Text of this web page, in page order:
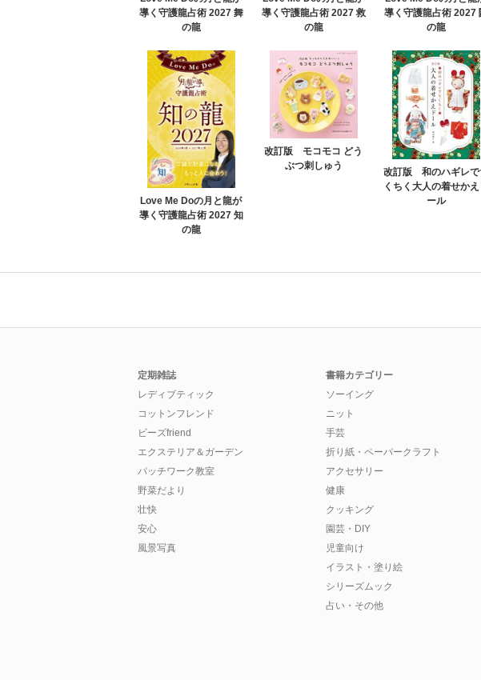
導く守護龍占術 2027 舞
の龍
導く守護龍占術 2027 救
の龍
導く守護龍占術 2027
の龍
Love Me Doの月と龍が
導く守護龍占術 2027 知
の龍
改訂版 モコモコ どう
ぶつ刺しゅう
改訂版 和のハギレで
くちく大人の着せかえ
ール
定期雑誌
レディブティック
コットンフレンド
ビーズfriend
エクステリア＆ガーデン
パッチワーク教室
野菜だより
壮快
安心
風景写真
書籍カテゴリー
ソーイング
ニット
手芸
折り紙・ペーパークラフト
アクセサリー
健康
クッキング
園芸・DIY
児童向け
イラスト・塗り絵
シリーズムック
占い・その他